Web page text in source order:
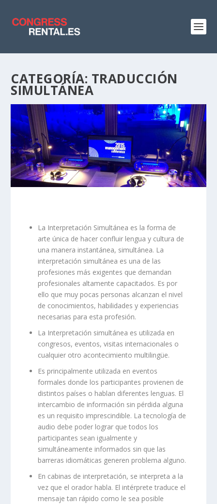
CATEGORÍA: TRADUCCIÓN
SIMULTÁNEA
La Interpretación Simultánea es la forma de
arte única de hacer confluir lengua y cultura de
una manera instantánea, simultánea. La
interpretación simultánea es una de las
profesiones más exigentes que demandan
profesionales altamente capacitados. Es por
ello que muy pocas personas alcanzan el nivel
de conocimientos, habilidades y experiencias
necesarias para esta profesión.
La Interpretación simultánea es utilizada en
congresos, eventos, visitas internacionales o
cualquier otro acontecimiento multilingüe.
Es principalmente utilizada en eventos
formales donde los participantes provienen de
distintos países o hablan diferentes lenguas. El
intercambio de información sin pérdida alguna
es un requisito imprescindible. La tecnología de
audio debe poder lograr que todos los
participantes sean igualmente y
simultáneamente informados sin que las
barreras idiomáticas generen problema alguno.
En cabinas de interpretación, se interpreta a la
vez que el orador habla. El intérprete traduce el
mensaje tan rápido como le sea posible